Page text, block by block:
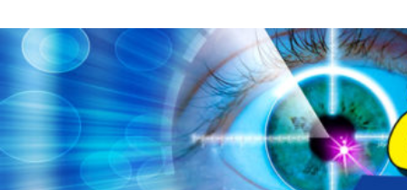
to
contentvinivida.lk